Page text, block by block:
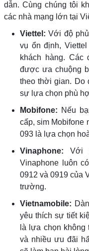
dẫn. Cùng chúng tôi
các nhà mạng lớn tại
Viettel: Với độ
vụ ổn định,
khách hàng.
được ưa chuộng
theo thời gian. Do
sự lựa chọn phù
Mobifone: Nếu
cấp, sim Mobifone
093 là lựa chọn
Vinaphone: Với
Vinaphone luôn
0912 và 0919 của
trường.
Vietnamobile:
yêu thích sự tiết
là lựa chọn
và nhiều ưu đãi